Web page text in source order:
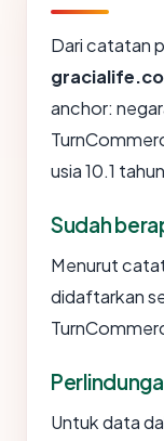
Dari catatan
anchor:
usia 10.1
Sudah
Menurut
didaftarkan
Untuk data